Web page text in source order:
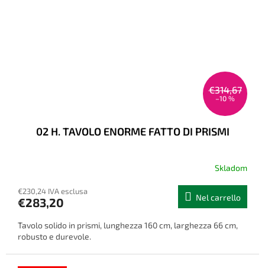
€314,67
–10 %
02 H. TAVOLO ENORME FATTO DI PRISMI
media
del
è
3,0
Skladom
€230,24 IVA esclusa
€283,20 Nel carrello
Tavolo solido in prismi, lunghezza 160 cm, larghezza 66 cm,
robusto e durevole.